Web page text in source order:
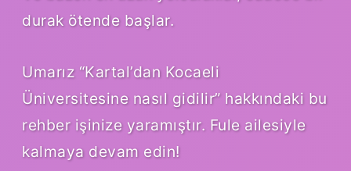
durak ötende başlar.
Umarız “Kartal’dan Kocaeli
Üniversitesine nasıl gidilir” hakkındaki bu
rehber işinize yaramıştır. Fule ailesiyle
kalmaya devam edin!